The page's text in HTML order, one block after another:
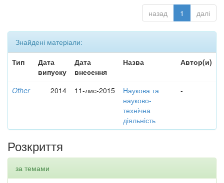
назад 1 далі
Знайдені матеріали:
Тип
Дата
випуску
Дата
внесення
Назва Автор(и)
Other 2014 11-лис-2015
Наукова та
науково-
технічна
діяльність
-
Розкриття
за темами